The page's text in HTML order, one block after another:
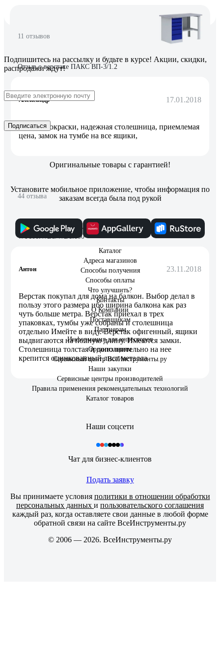
11 отзывов
Отзыв о верстаке ПАКС ВП-3/1.2
Александр 17.01.2018
качество окраски, надежная столешница, приемлемая
цена, замок на тумбе на все ящики,
44 отзыва
Отзыв о верстаке ПРАКТИК
WT100.WD5/WD1.000
Антон 23.11.2018
Верстак покупал для дома на балкон. Выбор делал в
пользу этого размера ибо ширина балкона как раз
чуть больше метра. Верстак приехал в трех
упаковках, тумбы уже собраны и столешница
отдельно Имейте в виду. Верстак офигенный, ящики
выдвигаются на полную длину. Имеются замки.
Столешница толстая и дополнительно на нее
крепится оцинкованный лист металла
Подпишитесь на рассылку и будьте в курсе! Акции, скидки,
распродажи ждут!
Подписаться
Оригинальные товары с гарантией!
Установите мобильное приложение, чтобы информация по
заказам всегда была под рукой
Каталог
Адреса магазинов
Способы получения
Способы оплаты
Что улучшить?
Контакты
О Компании
Поставщикам
Партнерам
Информация для инвесторов
Организациям
Сервисный центр ВсеИнструменты.ру
Наши закупки
Сервисные центры производителей
Правила применения рекомендательных технологий
Каталог товаров
Наши соцсети
Чат для бизнес-клиентов
Подать заявку
Вы принимаете условия политики в отношении обработки
персональных данных и пользовательского соглашения
каждый раз, когда оставляете свои данные в любой форме
обратной связи на сайте ВсеИнструменты.ру
© 2006 — 2026. ВсеИнструменты.ру